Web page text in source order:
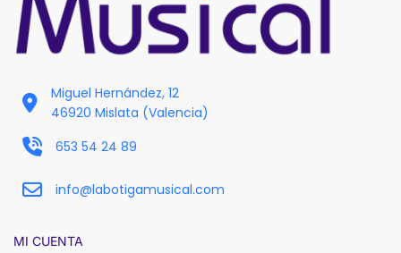
Miguel Hernández, 12
46920 Mislata (Valencia)
653 54 24 89
info@labotigamusical.com
MI CUENTA